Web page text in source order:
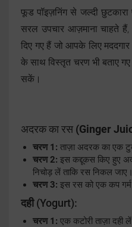
फूड पॉइज़निंग से जल्दी
सरल उपचार आज़माना चाहते
दिए गए हैं जो आपके लिए
के साथ विस्तृत चरण भी बताए
सकें।
अदरक का रस (Ginger
चरण 1: ताज़ा अदरक का एक
चरण 2: इस कद्दूकस किए हुए
निचोड़ लें ताकि रस निकल जाए।
चरण 3: इस रस को एक कप गर्म
दही(Yogurt):
चरण 1: एक कटोरी ताज़ा दही